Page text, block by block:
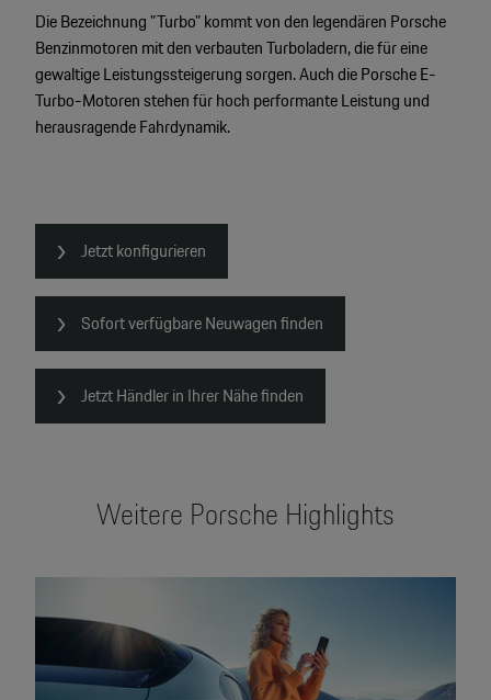
Die Bezeichnung "Turbo" kommt von den legendären Porsche
Benzinmotoren mit den verbauten Turboladern, die für eine
gewaltige Leistungssteigerung sorgen. Auch die Porsche E-
Turbo-Motoren stehen für hoch performante Leistung und
herausragende Fahrdynamik.
Jetzt konfigurieren
Sofort verfügbare Neuwagen finden
Jetzt Händler in Ihrer Nähe finden
Weitere Porsche Highlights
4
2
2